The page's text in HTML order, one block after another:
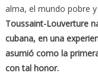
alma, el mundo pobre
Toussaint-Louverture
cubana, en una
asumió como la
con tal honor.